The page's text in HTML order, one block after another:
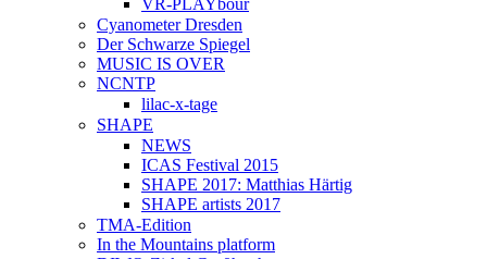
Cyanometer Dresden
Der Schwarze Spiegel
MUSIC IS OVER
NCNTP
lilac-x-tage
SHAPE
NEWS
ICAS Festival 2015
SHAPE 2017: Matthias Härtig
SHAPE artists 2017
TMA-Edition
In the Mountains platform